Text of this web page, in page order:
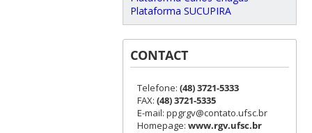
Plataforma SUCUPIRA
CONTACT
Telefone: (48) 3721-5333
FAX: (48) 3721-5335
E-mail: ppgrgv@contato.ufsc.br
Homepage: www.rgv.ufsc.br